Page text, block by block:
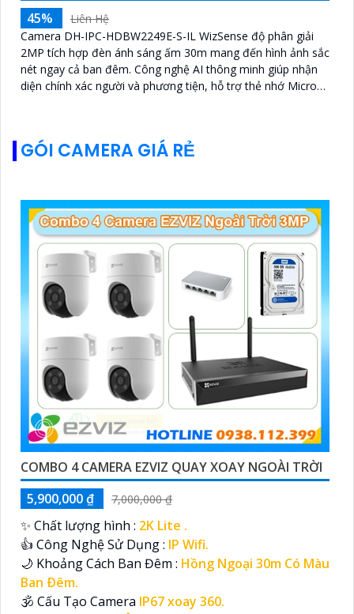
45%
Liên Hệ
Camera DH-IPC-HDBW2249E-S-IL WizSense độ phân giải
2MP tích hợp đèn ánh sáng ấm 30m mang đến hình ảnh sắc
nét ngay cả ban đêm. Công nghệ AI thông minh giúp nhận
diện chính xác người và phương tiện, hỗ trợ thẻ nhớ Micro
GÓI CAMERA GIÁ RẺ
COMBO 4 CAMERA EZVIZ QUAY XOAY NGOÀI TRỜI
5,900,000 ₫
7,000,000 ₫
✨ Chất lượng hình : 2K Lite .
👍 Công Nghệ Sử Dụng : IP Wifi.
🌙 Khoảng Cách Ban Đêm : Hồng Ngoại 30m Có Màu
Ban Ðêm.
🕉️ Cấu Tạo Camera IP67 xoay 360.